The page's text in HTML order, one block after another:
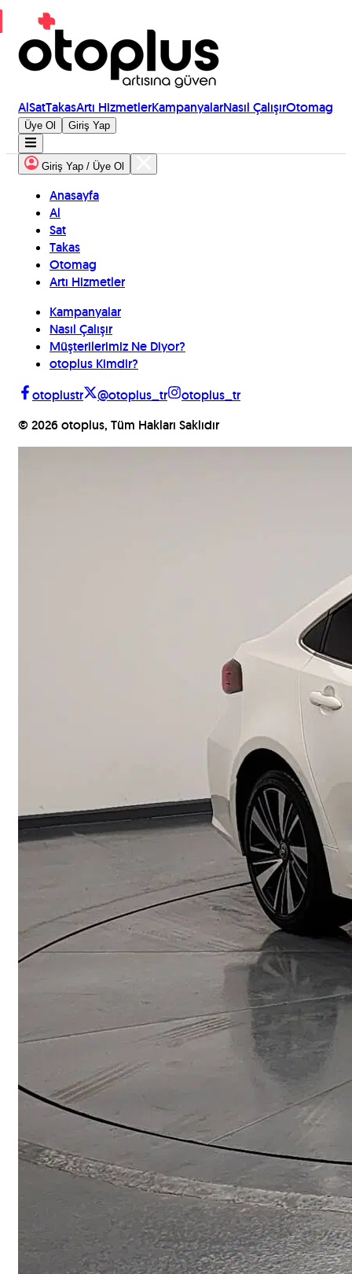
AlSatTakasArtı HizmetlerKampanyalarNasıl ÇalışırOtomag
Üye Ol Giriş Yap
Giriş Yap / Üye Ol
Anasayfa
Al
Sat
Takas
Otomag
Artı Hizmetler
Kampanyalar
Nasıl Çalışır
Müşterilerimiz Ne Diyor?
otoplus Kimdir?
otoplustr
@otoplus_tr
otoplus_tr
© 2026 otoplus, Tüm Hakları Saklıdır